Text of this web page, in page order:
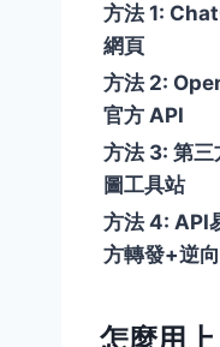
方法 1:
網頁
方法 2:
官方 API
方法 3: 第三
圖工具站
方法 4: API
方轉發+逆向
怎麼用